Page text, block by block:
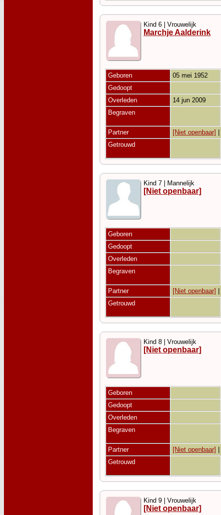
Kind 6 | Vrouwelijk
Marchje Aalderink
Geboren 05 mei 1952
Gedoopt
Overleden
14 jun 2009
Begraven
Partner
[Niet openbaar]
Getrouwd
Kind 7 | Mannelijk
[Niet openbaar]
Geboren
Gedoopt
Overleden
Begraven
Partner
[Niet openbaar]
Getrouwd
Kind 8 | Vrouwelijk
[Niet openbaar]
Geboren
Gedoopt
Overleden
Begraven
Partner
[Niet openbaar]
Getrouwd
Kind 9 | Vrouwelijk
[Niet openbaar]